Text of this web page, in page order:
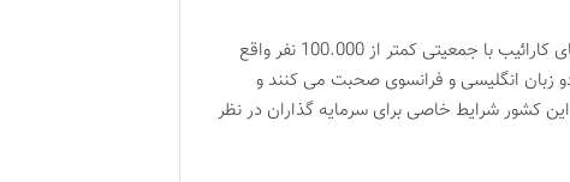
برای شروع مطالب در خصوص سرمایه گذاری در دومینیکا بهتر است کمی در خصوص این کشور بدانیم. این کشور در دریای کارائیب با جمعیتی کمتر از 100.000 نفر واقع
انگلیسی و فرانسوی صحبت می کنند و
کشور شرایط خاصی برای سرمایه گذاران در نظر